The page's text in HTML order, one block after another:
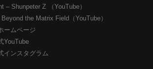
– Shunpeter Z （YouTube）
the Matrix Field（YouTube）
ームページ
YouTube
インスタグラム